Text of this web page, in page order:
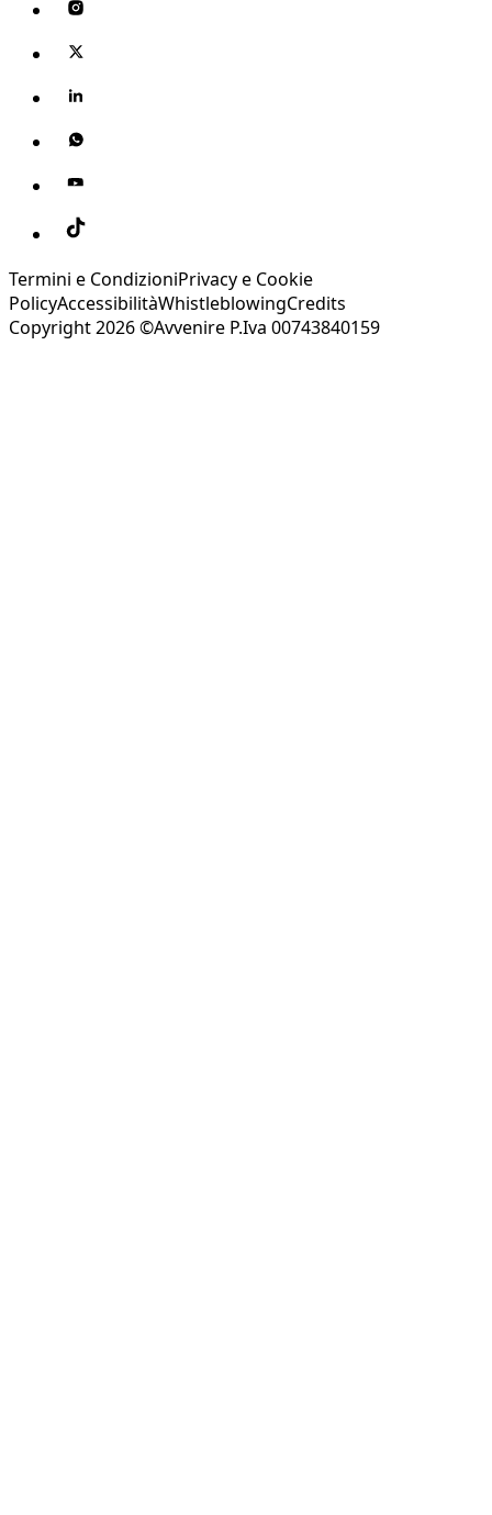
Termini e CondizioniPrivacy e Cookie
PolicyAccessibilitàWhistleblowingCredits
Copyright 2026 ©Avvenire P.Iva 00743840159